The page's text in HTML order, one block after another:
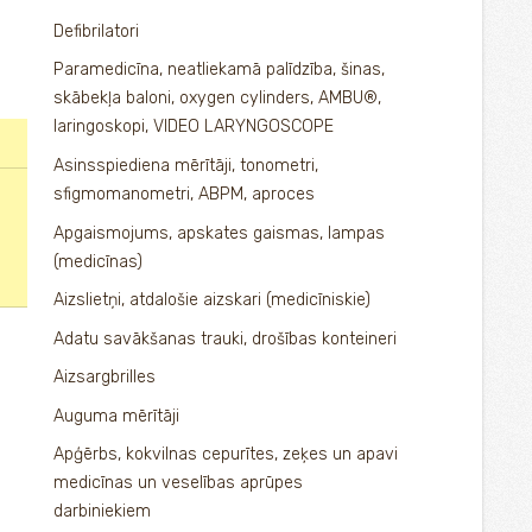
Defibrilatori
Paramedicīna, neatliekamā palīdzība, šinas,
skābekļa baloni, oxygen cylinders, AMBU®,
laringoskopi, VIDEO LARYNGOSCOPE
Asinsspiediena mērītāji, tonometri,
sfigmomanometri, ABPM, aproces
Apgaismojums, apskates gaismas, lampas
(medicīnas)
Aizslietņi, atdalošie aizskari (medicīniskie)
Adatu savākšanas trauki, drošības konteineri
Aizsargbrilles
Auguma mērītāji
Apģērbs, kokvilnas cepurītes, zeķes un apavi
medicīnas un veselības aprūpes
darbiniekiem